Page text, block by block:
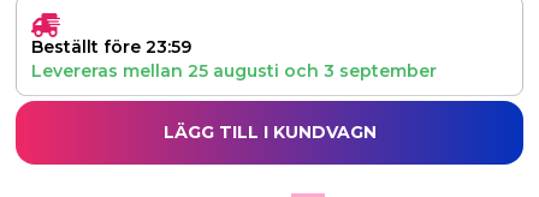
Beställt före 23:59
Levereras mellan 25 augusti och 3 september
LÄGG TILL I KUNDVAGN